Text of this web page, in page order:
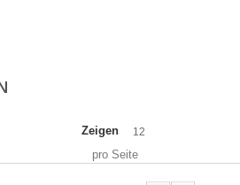
Zeigen 12
pro Seite